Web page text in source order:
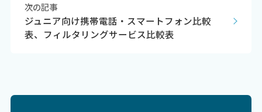
次の記事
ジュニア向け携帯電話・スマートフォン比較
表、フィルタリングサービス比較表